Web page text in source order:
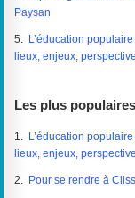
Paysan
5.
L’éducation
lieux, enjeux,
Les plus populaires
1.
L’éducation
lieux, enjeux,
2. Pour se rendre à